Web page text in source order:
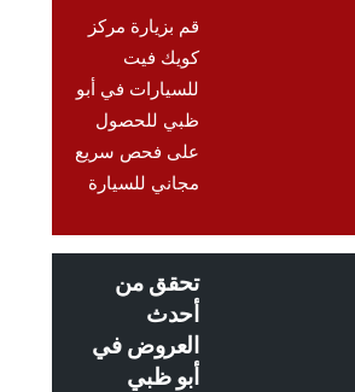
قم بزيارة مركز
كويك فيت
للسيارات في أبو
ظبي للحصول
على فحص سريع
مجاني للسيارة
تحقق من
أحدث
العروض في
أبو ظبي